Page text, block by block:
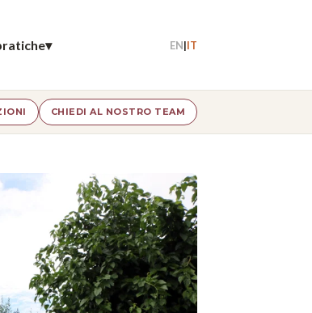
▾ EN|IT
CHIEDI AL NOSTRO TEAM